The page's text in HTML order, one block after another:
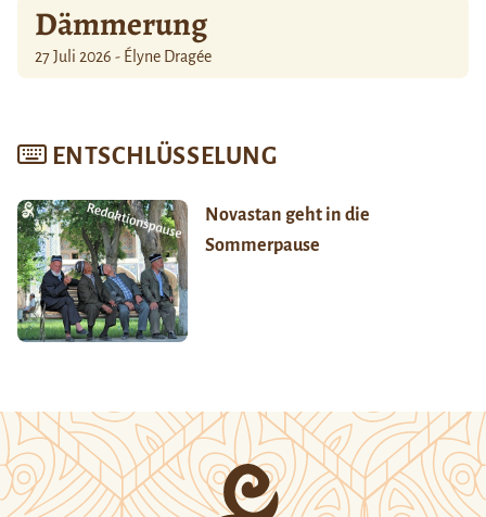
Dämmerung
27 Juli 2026 - Élyne Dragée
ENTSCHLÜSSELUNG
Novastan geht in die
Sommerpause